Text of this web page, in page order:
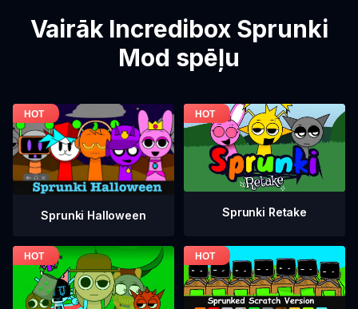
Vairāk Incredibox Sprunki
Mod spēļu
Sprunki Halloween Sprunki Retake